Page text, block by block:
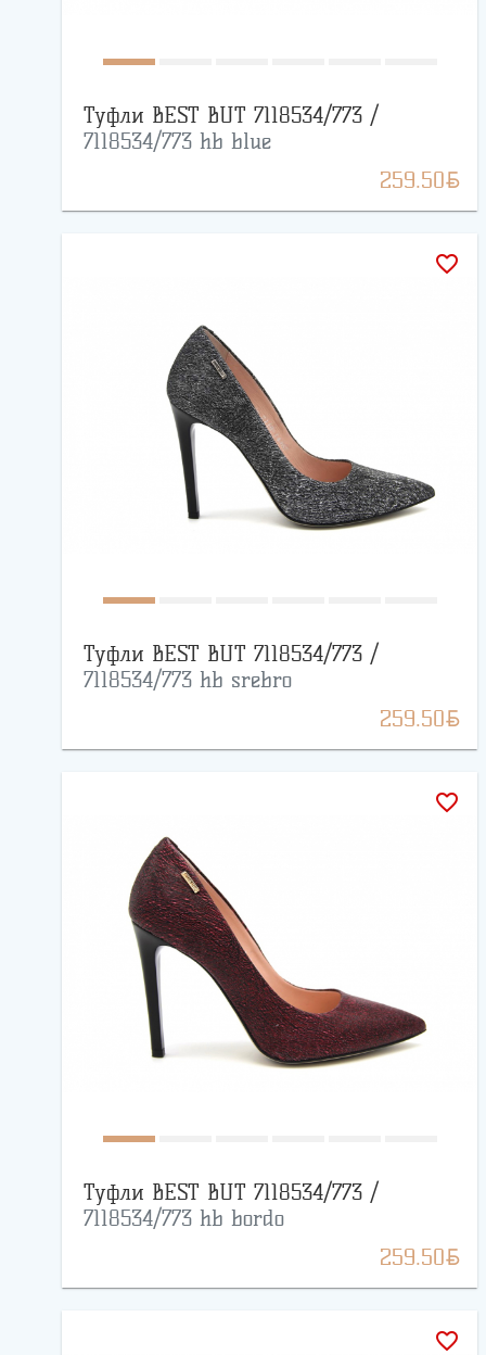
Туфли BEST BUT 7118534/773 /
7118534/773 hb blue
259.50BYN
favorite_border
Туфли BEST BUT 7118534/773 /
7118534/773 hb srebro
259.50BYN
favorite_border
Туфли BEST BUT 7118534/773 /
7118534/773 hb bordo
259.50BYN
favorite_border